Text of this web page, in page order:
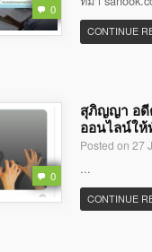
0
CONTINUE
0
สุภิญญา อดี
ออนไลน์ให้
Posted on 27
...
CONTINUE